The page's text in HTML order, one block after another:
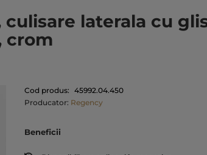
laterala cu
crom
Cod produs: 45992.04.450
Producator: Regency
Beneficii